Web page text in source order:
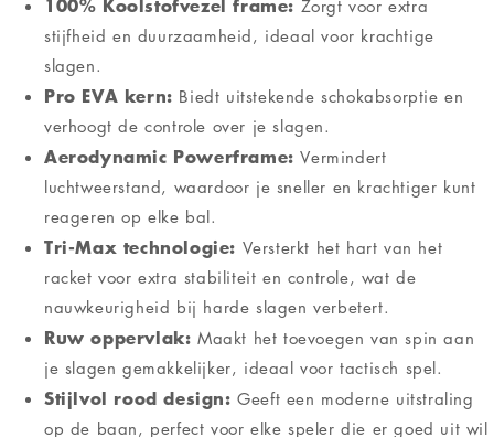
Zorgt voor extra
stijfheid en duurzaamheid, ideaal voor krachtige
slagen.
Pro EVA kern: Biedt uitstekende schokabsorptie en
verhoogt de controle over je slagen.
Aerodynamic Powerframe: Vermindert
luchtweerstand, waardoor je sneller en krachtiger kunt
reageren op elke bal.
Tri-Max technologie: Versterkt het hart van het
racket voor extra stabiliteit en controle, wat de
nauwkeurigheid bij harde slagen verbetert.
Ruw oppervlak: Maakt het toevoegen van spin aan
je slagen gemakkelijker, ideaal voor tactisch spel.
Stijlvol rood design: Geeft een moderne uitstraling
op de baan, perfect voor elke speler die er goed uit wil